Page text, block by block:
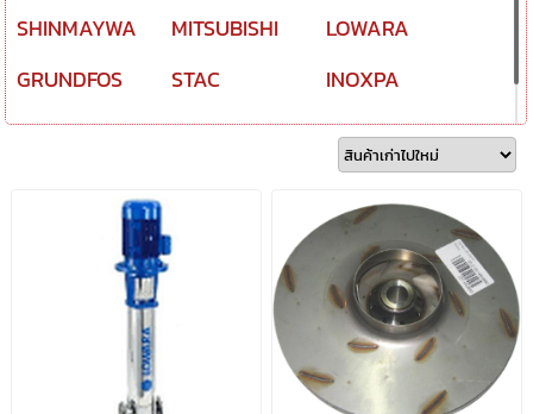
SHINMAYWA
MITSUBISHI
LOWARA
GRUNDFOS
STAC
INOXPA
CNP
HIPLOW